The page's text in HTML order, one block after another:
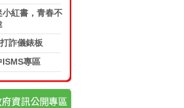
小紅書，青春不
詐儀錶板
ISMS專區